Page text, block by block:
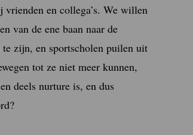
vrienden en collega’s. We willen
van de ene baan naar de
zijn, en sportscholen puilen uit
tot ze niet meer kunnen,
deels nurture is, en dus